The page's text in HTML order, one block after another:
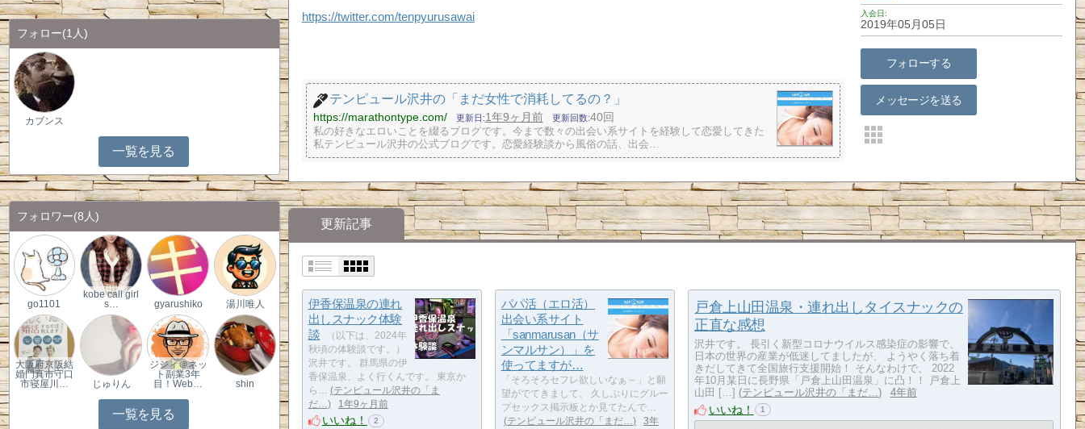
入会日
2019年05月05日
フォローする
メッセージを送る
https://twitter.com/tenpyurusawai
テンピュール沢井の「まだ女性で消耗してるの？」
https://marathontype.com/ 更新日 1年9ヶ月前 更新回数 40回
私の好きなエロいことを綴るブログです。今まで数々の出会い系サイトを経験して恋愛してきた
私テンピュール沢井の公式ブログです。恋愛経験談から風俗の話、出会…
更新記事
伊香保温泉の連れ
出しスナック体験
談
（以下は、2024年
秋頃の体験談です。）
沢井です。 群馬県の伊
香保温泉、よく行くんです。 東京か
ら…
テンピュール沢井の「ま
だ…
1年9ヶ月前
いいね！ 2
パパ活（エロ活）
出会い系サイト
「sanmarusan（サ
ンマルサン）」を
使ってますが…
「そろそろセフレ欲しいなぁ～」と願
望がでてきまして、 久しぶりにグルー
プセックス掲示板とか見てたんで…
テンピュール沢井の「まだ…
3年
戸倉上山田温泉・連れ出しタイスナックの
正直な感想
沢井です。 長引く新型コロナウイルス感染症の影響で、
日本の世界の産業が低迷してましたが、 ようやく落ち着
きだしてきて全国旅行支援開始！ そんなわけで、 2022
年10月某日に長野県「戸倉上山田温泉」に凸！！ 戸倉上
山田 […]
テンピュール沢井の「まだ… 4年前
いいね！ 1
フォロー(1人)
カブンス
一覧を見る
フォロワー(8人)
go1101
kobe call girl
s…
gyarushiko 湯川唯人
大阪府京阪結
婚門真市守口
市寝屋川…
じゅりん
ジジィ＠ネッ
ト副業3年
目！Web…
shin
一覧を見る